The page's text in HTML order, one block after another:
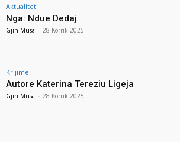
Aktualitet
Nga: Ndue Dedaj
Gjin Musa - 28 Korrik 2025
Krijime
Autore Katerina Tereziu Ligeja
Gjin Musa - 28 Korrik 2025